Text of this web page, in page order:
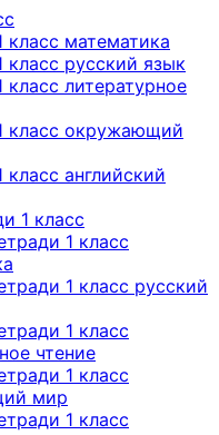
класс математика
класс русский язык
класс литературное
класс окружающий
класс английский
1 класс
1 класс
1 класс русский
1 класс
чтение
1 класс
мир
1 класс